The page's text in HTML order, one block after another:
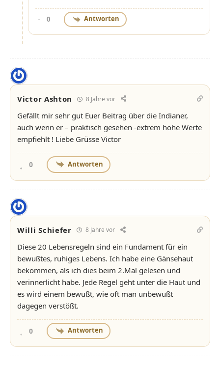
0 Antworten
Victor Ashton 8 Jahre vor
Gefällt mir sehr gut Euer Beitrag über die Indianer,
auch wenn er – praktisch gesehen -extrem hohe Werte
empfiehlt ! Liebe Grüsse Victor
0 Antworten
Willi Schiefer 8 Jahre vor
Diese 20 Lebensregeln sind ein Fundament für ein
bewußtes, ruhiges Lebens. Ich habe eine Gänsehaut
bekommen, als ich dies beim 2.Mal gelesen und
verinnerlicht habe. Jede Regel geht unter die Haut und
es wird einem bewußt, wie oft man unbewußt
dagegen verstößt.
0 Antworten